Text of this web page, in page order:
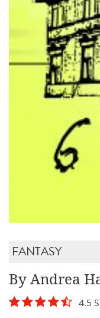
FANTASY
By Andrea
4.5